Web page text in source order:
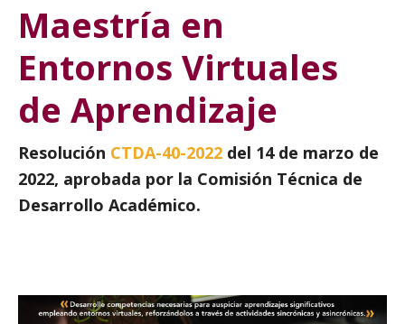
Maestría en
Entornos Virtuales
de Aprendizaje
Resolución CTDA-40-2022 del 14 de marzo de
2022, aprobada por la Comisión Técnica de
Desarrollo Académico.